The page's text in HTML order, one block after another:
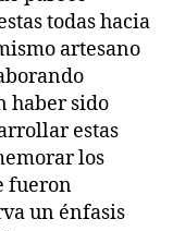
todas hacia
artesano
haber sido
estas
los
fueron
un énfasis